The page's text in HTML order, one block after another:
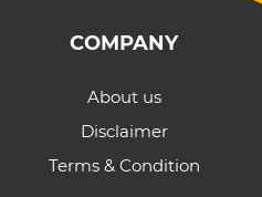
COMPANY
About us
Disclaimer
Terms & Condition